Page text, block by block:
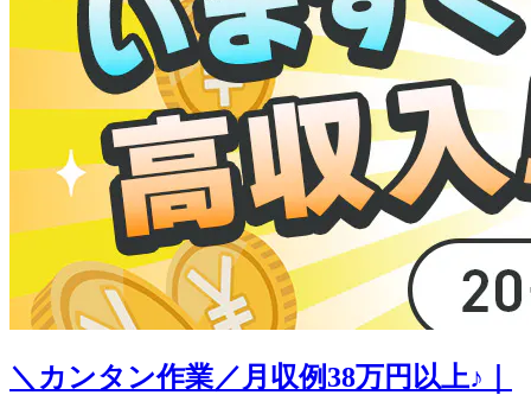
＼カンタン作業／月収例38万円以上♪｜